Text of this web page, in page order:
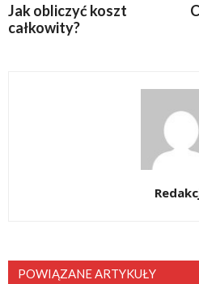
Jak obliczyć koszt
całkowity?
POWIĄZANE ARTYKUŁY